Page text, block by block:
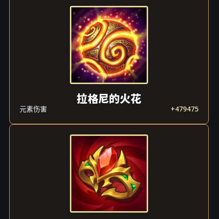
拉格尼的火花
元素伤害 +479475